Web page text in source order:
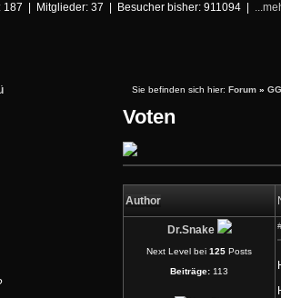
187 | Mitglieder: 37 | Besucher bisher: 911094 |
Sie befinden sich hier: Forum »
Voten
Author
Dr.Snake
Next Level bei 125 Posts
Beiträge: 113